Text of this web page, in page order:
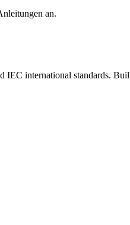
an.
international standards.